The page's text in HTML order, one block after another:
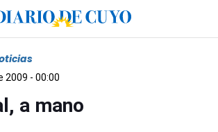
2009 - 00:00
a mano